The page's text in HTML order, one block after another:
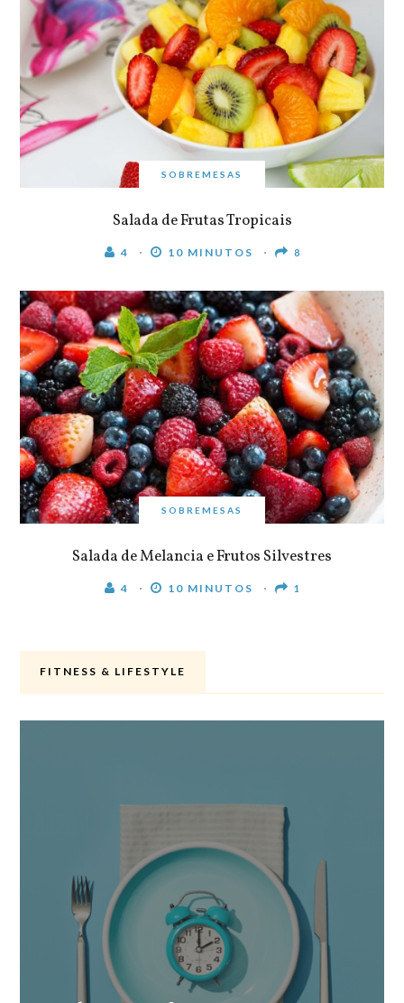
SOBREMESAS
Salada de Frutas Tropicais
4 10 MINUTOS 8
SOBREMESAS
Salada de Melancia e Frutos Silvestres
4 10 MINUTOS 1
FITNESS & LIFESTYLE